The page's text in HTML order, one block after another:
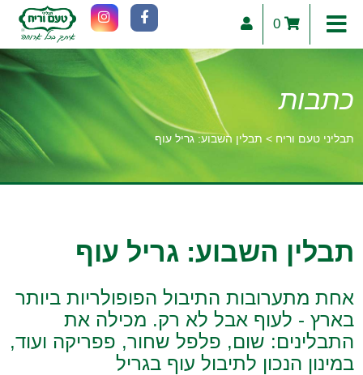
0
כתבות
תבליני טעם וריח > תבלין השבוע: גריל עוף
תבלין השבוע: גריל עוף
אחת מתערובות התיבול הפופולריות ביותר
בארץ - לעוף אבל לא רק. מכילה את
התבלינים: שום, פלפל שחור, פפריקה ועוד,
במינון הנכון לתיבול עוף בגריל